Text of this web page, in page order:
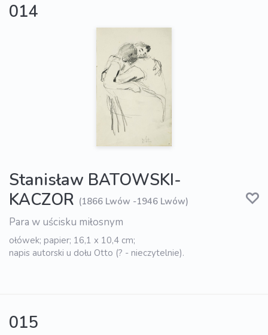
014
Stanisław BATOWSKI-
KACZOR (1866 Lwów -1946 Lwów)
Para w uścisku miłosnym
ołówek; papier; 16,1 x 10,4 cm;
napis autorski u dołu Otto (? - nieczytelnie).
015